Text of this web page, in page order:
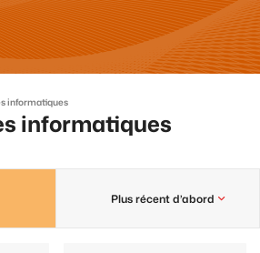
informatiques
informatiques
Plus récent d’abord